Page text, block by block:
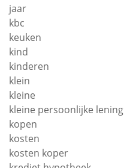
jaar
kbc
keuken
kind
kinderen
klein
kleine
kleine persoonlijke lening
kopen
kosten
kosten koper